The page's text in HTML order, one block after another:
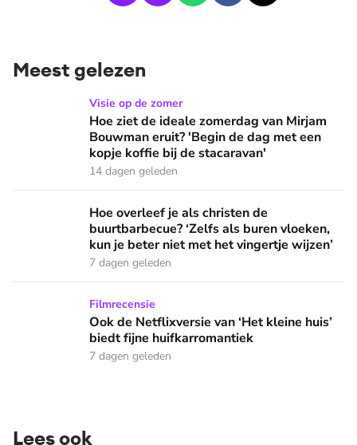
Meest gelezen
Hoe ziet de ideale zomerdag van Mirjam Bouwman eruit?
Visie op de zomer
Hoe ziet de ideale zomerdag van Mirjam
Bouwman eruit? 'Begin de dag met een
kopje koffie bij de stacaravan'
14 dagen geleden
Hoe overleef je als christen de buurtbarbecue? ‘Zelfs als
Hoe overleef je als christen de
buurtbarbecue? ‘Zelfs als buren vloeken,
kun je beter niet met het vingertje wijzen’
7 dagen geleden
Ook de Netflixversie van ‘Het kleine huis’ biedt fijne
Filmrecensie
Ook de Netflixversie van ‘Het kleine huis’
biedt fijne huifkarromantiek
7 dagen geleden
Lees ook